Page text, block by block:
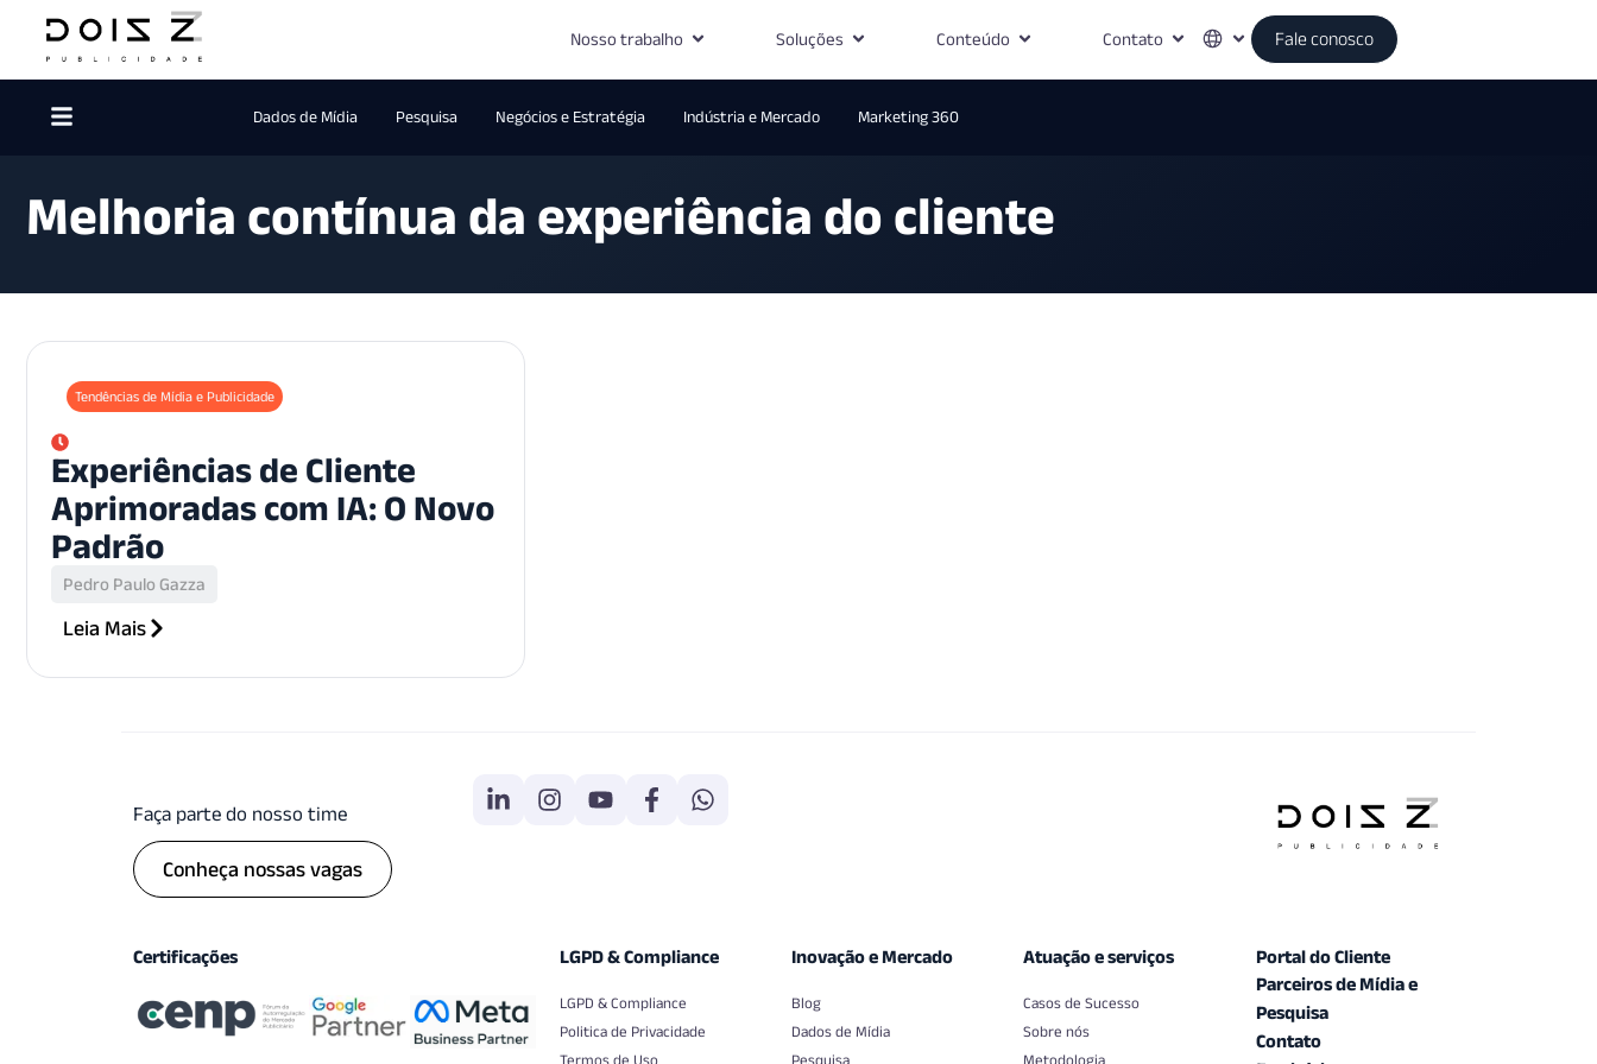
Nosso trabalho Soluções Conteúdo Contato Fale conosco
Dados de Mídia Pesquisa Negócios e Estratégia Indústria e Mercado Marketing 360
Melhoria contínua da experiência do cliente
Tendências de Mídia e Publicidade
Experiências de Cliente
Aprimoradas com IA: O Novo
Padrão
Pedro Paulo Gazza
Leia Mais
Faça parte do nosso time
Conheça nossas vagas
Certificações LGPD & Compliance
LGPD & Compliance
Politica de Privacidade
Termos de Uso
Inovação e Mercado
Blog
Dados de Mídia
Pesquisa
Atuação e serviços
Casos de Sucesso
Sobre nós
Metodologia
Portal do Cliente
Parceiros de Mídia e
Pesquisa
Contato